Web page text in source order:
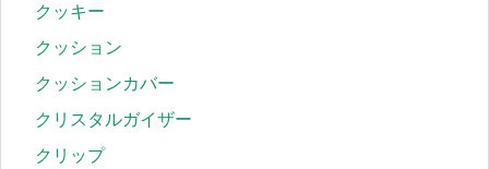
クッキー
クッション
クッションカバー
クリスタルガイザー
クリップ